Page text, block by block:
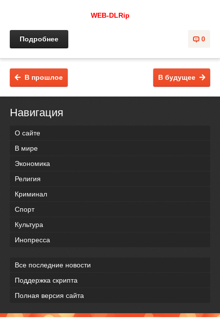
WEB-DLRip
0
Подробнее
В будущее
В прошлое
Навигация
О сайте
В мире
Экономика
Религия
Криминал
Спорт
Культура
Инопресса
Все последние новости
Поддержка скрипта
Полная версия сайта